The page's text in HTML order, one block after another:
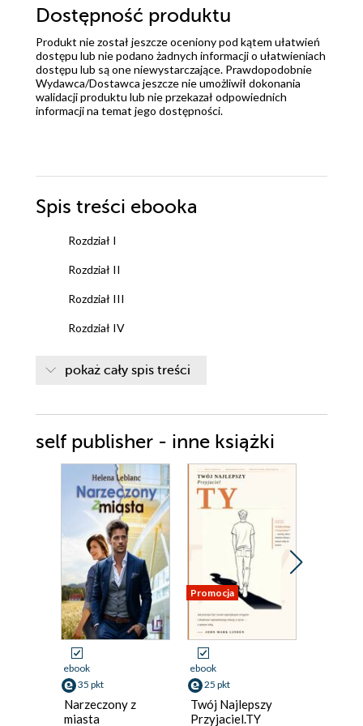
Dostępność produktu
Produkt nie został jeszcze oceniony pod kątem ułatwień
dostępu lub nie podano żadnych informacji o ułatwieniach
dostępu lub są one niewystarczające. Prawdopodobnie
Wydawca/Dostawca jeszcze nie umożliwił dokonania
walidacji produktu lub nie przekazał odpowiednich
informacji na temat jego dostępności.
Spis treści ebooka
Rozdział I
Rozdział II
Rozdział III
Rozdział IV
pokaż cały spis treści
self publisher - inne książki
ebook
35 pkt
Narzeczony z
miasta
Promocja
ebook
25 pkt
Twój Najlepszy
Przyjaciel.TY